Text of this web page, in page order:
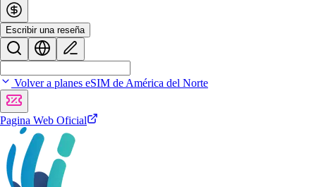
Escribir una reseña
Volver a planes eSIM de América del Norte
Pagina Web Oficial